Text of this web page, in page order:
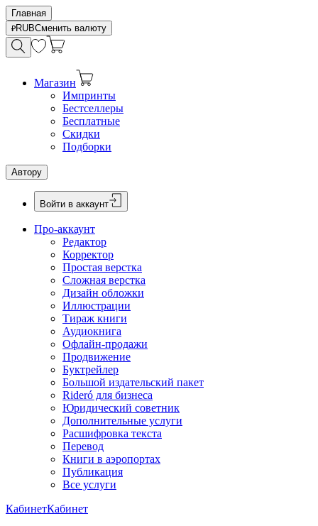
Главная
RUBСменить валюту
Магазин
Импринты
Бестселлеры
Бесплатные
Скидки
Подборки
Автору
Войти в аккаунт
Про-аккаунт
Редактор
Корректор
Простая верстка
Сложная верстка
Дизайн обложки
Иллюстрации
Тираж книги
Аудиокнига
Офлайн-продажи
Продвижение
Буктрейлер
Большой издательский пакет
Rideró для бизнеса
Юридический советник
Дополнительные услуги
Расшифровка текста
Перевод
Книги в аэропортах
Публикация
Все услуги
КабинетКабинет